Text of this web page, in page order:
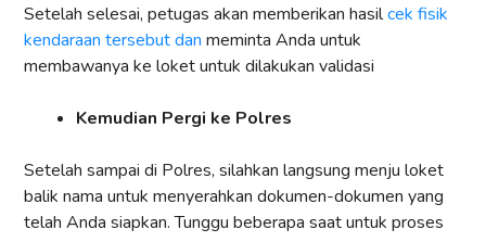
Setelah selesai, petugas akan memberikan hasilcek fisik
kendaraan tersebut dan meminta Anda untuk
membawanya ke loket untuk dilakukan validasi
Kemudian Pergi ke Polres
Setelah sampai di Polres, silahkan langsung menju loket
balik nama untuk menyerahkan dokumen-dokumen yang
telah Anda siapkan. Tunggu beberapa saat untuk proses